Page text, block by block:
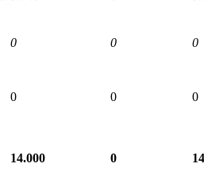
0 0 0
0 0 0
14.000 0